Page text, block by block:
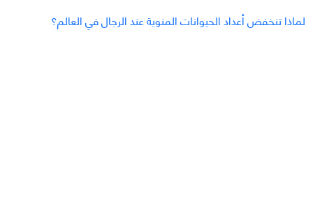
لماذا تنخفض أعداد الحيوانات المنوية عند الرجال في العالم؟